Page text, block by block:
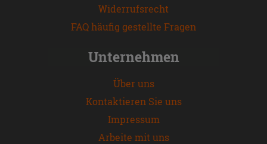
Widerrufsrecht
FAQ häufig gestellte Fragen
Unternehmen
Über uns
Kontaktieren Sie uns
Impressum
Arbeite mit uns